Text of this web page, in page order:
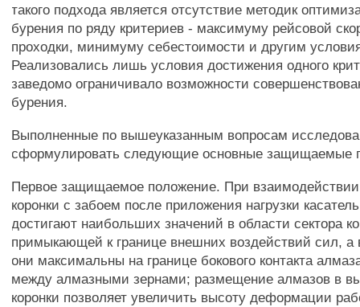
такого подхода является отсутствие методик
бурения по ряду критериев - максимуму рейсовой
проходки, минимуму себестоимости и другим
Реализовались лишь условия достижения одного
заведомо ограничивало возможности
бурения.
Выполненные по вышеуказанным вопросам
сформулировать следующие основные защищаемые
Первое защищаемое положение. При
коронки с забоем после приложения нагрузки
достигают наибольших значений в области сектора
примыкающей к границе внешних воздействий сил, а
они максимальны на границе бокового контакта
между алмазными зернами; размещение алмазов в
коронки позволяет увеличить высоту деформации